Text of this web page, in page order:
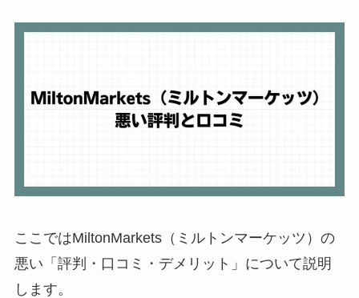
ここではMiltonMarkets（ミルトンマーケッツ）の
悪い「評判・口コミ・デメリット」について説明
します。